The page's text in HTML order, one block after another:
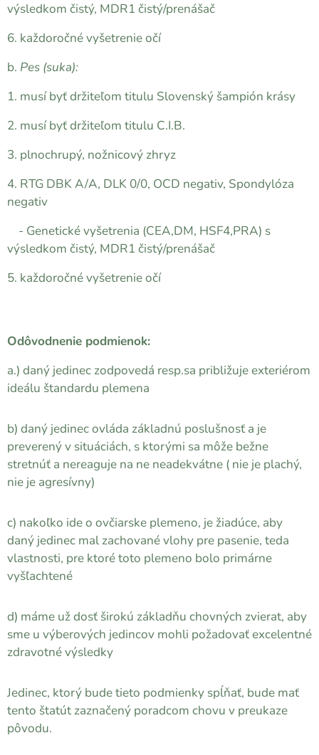
výsledkom čistý, MDR1 čistý/prenášač
6. každoročné vyšetrenie očí
b. Pes (suka):
1. musí byť držiteľom titulu Slovenský šampión krásy
2. musí byť držiteľom titulu C.I.B.
3. plnochrupý, nožnicový zhryz
4. RTG DBK A/A, DLK 0/0, OCD negativ, Spondylóza
negativ
- Genetické vyšetrenia (CEA,DM, HSF4,PRA) s
výsledkom čistý, MDR1 čistý/prenášač
5. každoročné vyšetrenie očí
Odôvodnenie podmienok:
a.) daný jedinec zodpovedá resp.sa približuje exteriérom
ideálu štandardu plemena
b) daný jedinec ovláda základnú poslušnosť a je
preverený v situáciách, s ktorými sa môže bežne
stretnúť a nereaguje na ne neadekvátne ( nie je plachý,
nie je agresívny)
c) nakoľko ide o ovčiarske plemeno, je žiadúce, aby
daný jedinec mal zachované vlohy pre pasenie, teda
vlastnosti, pre ktoré toto plemeno bolo primárne
vyšľachtené
d) máme už dosť širokú základňu chovných zvierat, aby
sme u výberových jedincov mohli požadovať excelentné
zdravotné výsledky
Jedinec, ktorý bude tieto podmienky spĺňať, bude mať
tento štatút zaznačený poradcom chovu v preukaze
pôvodu.